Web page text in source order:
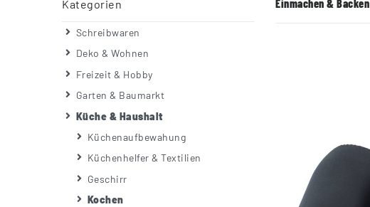
Kategorien
Schreibwaren
Deko & Wohnen
Freizeit & Hobby
Garten & Baumarkt
Küche & Haushalt
Küchenaufbewahung
Küchenhelfer & Textilien
Geschirr
Kochen
Einmachen & Backen